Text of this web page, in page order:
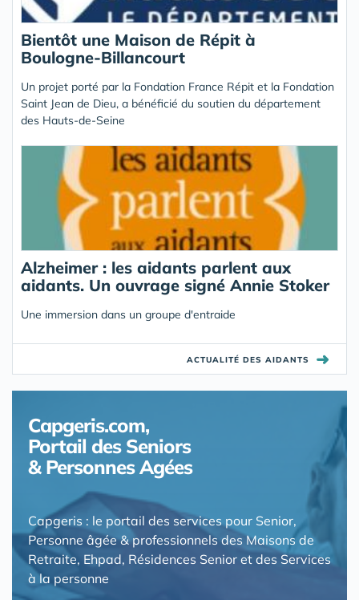
Bientôt une Maison de Répit à
Boulogne-Billancourt
Un projet porté par la Fondation France Répit et la Fondation
Saint Jean de Dieu, a bénéficié du soutien du département
des Hauts-de-Seine
Alzheimer : les aidants parlent aux
aidants. Un ouvrage signé Annie Stoker
Une immersion dans un groupe d'entraide
ACTUALITÉ DES AIDANTS ➜
Capgeris.com,
Portail des Seniors
& Personnes Agées
Capgeris : le portail des services pour Senior,
Personne âgée & professionnels des Maisons de
Retraite, Ehpad, Résidences Senior et des Services
à la personne